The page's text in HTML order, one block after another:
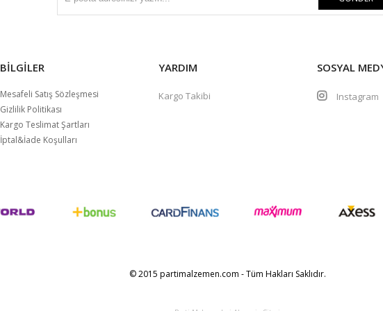
BİLGİLER
Mesafeli Satış Sözleşmesi
Gizlilik Politikası
Kargo Teslimat Şartları
İptal&İade Koşulları
YARDIM
Kargo Takibi
SOSYAL
Instagram
© 2015 partimalzemen.com - Tüm Hakları Saklıdır.